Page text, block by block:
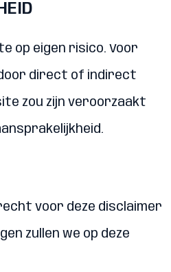
op eigen risico. Voor
direct of indirect
zou zijn veroorzaakt
voor deze disclaimer
zullen we op deze